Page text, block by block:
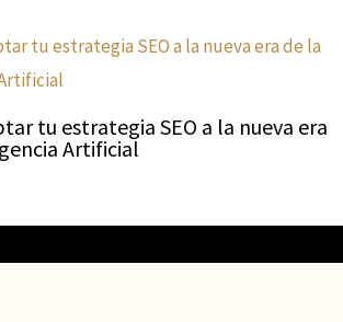
tu estrategia SEO a la nueva era
Artificial